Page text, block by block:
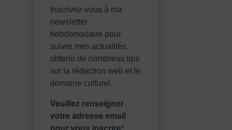
Inscrivez-vous à ma
newsletter
hebdomadaire pour
suivre mes actualités,
obtenir de nombreux tips
sur la rédaction web et le
domaine culturel.
Veuillez renseigner
votre adresse email
pour vous inscrire